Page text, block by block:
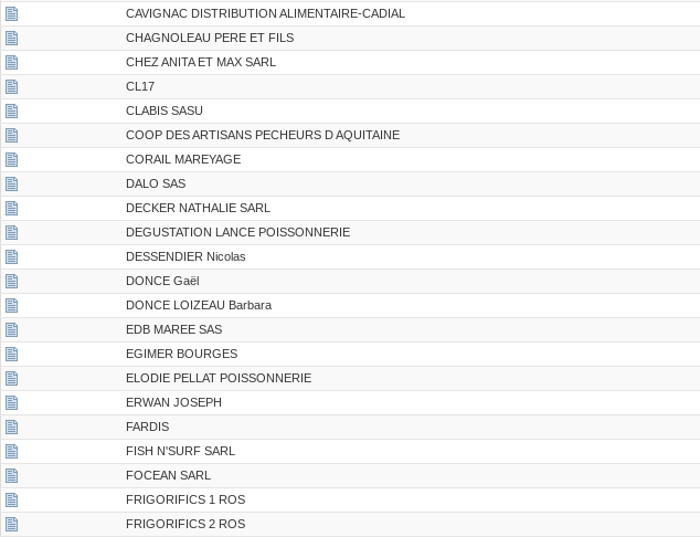
CAVIGNAC DISTRIBUTION ALIMENTAIRE-CADIAL
CHAGNOLEAU PERE ET FILS
CHEZ ANITA ET MAX SARL
CL17
CLABIS SASU
COOP DES ARTISANS PECHEURS D AQUITAINE
CORAIL MAREYAGE
DALO SAS
DECKER NATHALIE SARL
DEGUSTATION LANCE POISSONNERIE
DESSENDIER Nicolas
DONCE Gaël
DONCE LOIZEAU Barbara
EDB MAREE SAS
EGIMER BOURGES
ELODIE PELLAT POISSONNERIE
ERWAN JOSEPH
FARDIS
FISH N'SURF SARL
FOCEAN SARL
FRIGORIFICS 1 ROS
FRIGORIFICS 2 ROS